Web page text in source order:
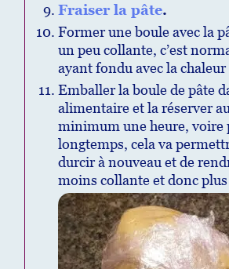
Fraiser la pâte.
Former une boule avec la
un peu collante, c’est
ayant fondu avec la
Emballer la boule de pâte
alimentaire et la réserver
minimum une heure, voire
longtemps, cela va
durcir à nouveau et de
moins collante et donc